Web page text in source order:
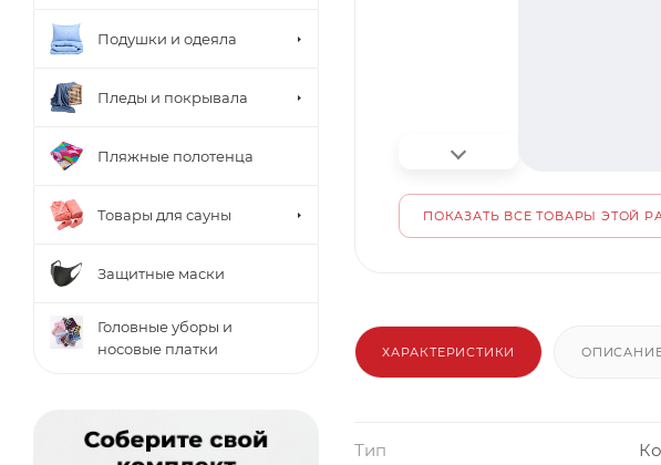
ПОКАЗАТЬ ВСЕ ТОВАРЫ ЭТОЙ
ХАРАКТЕРИСТИКИ
Тип
Подушки и одеяла
Пледы и покрывала
Пляжные полотенца
Товары для сауны
Защитные маски
Головные уборы и
носовые платки